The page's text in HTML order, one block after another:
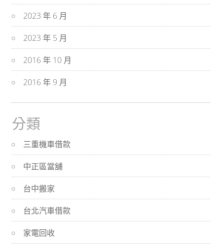
2023 年 6 月
2023 年 5 月
2016 年 10 月
2016 年 9 月
分類
三重機車借款
中正區當舖
台中搬家
台北汽車借款
家電回收